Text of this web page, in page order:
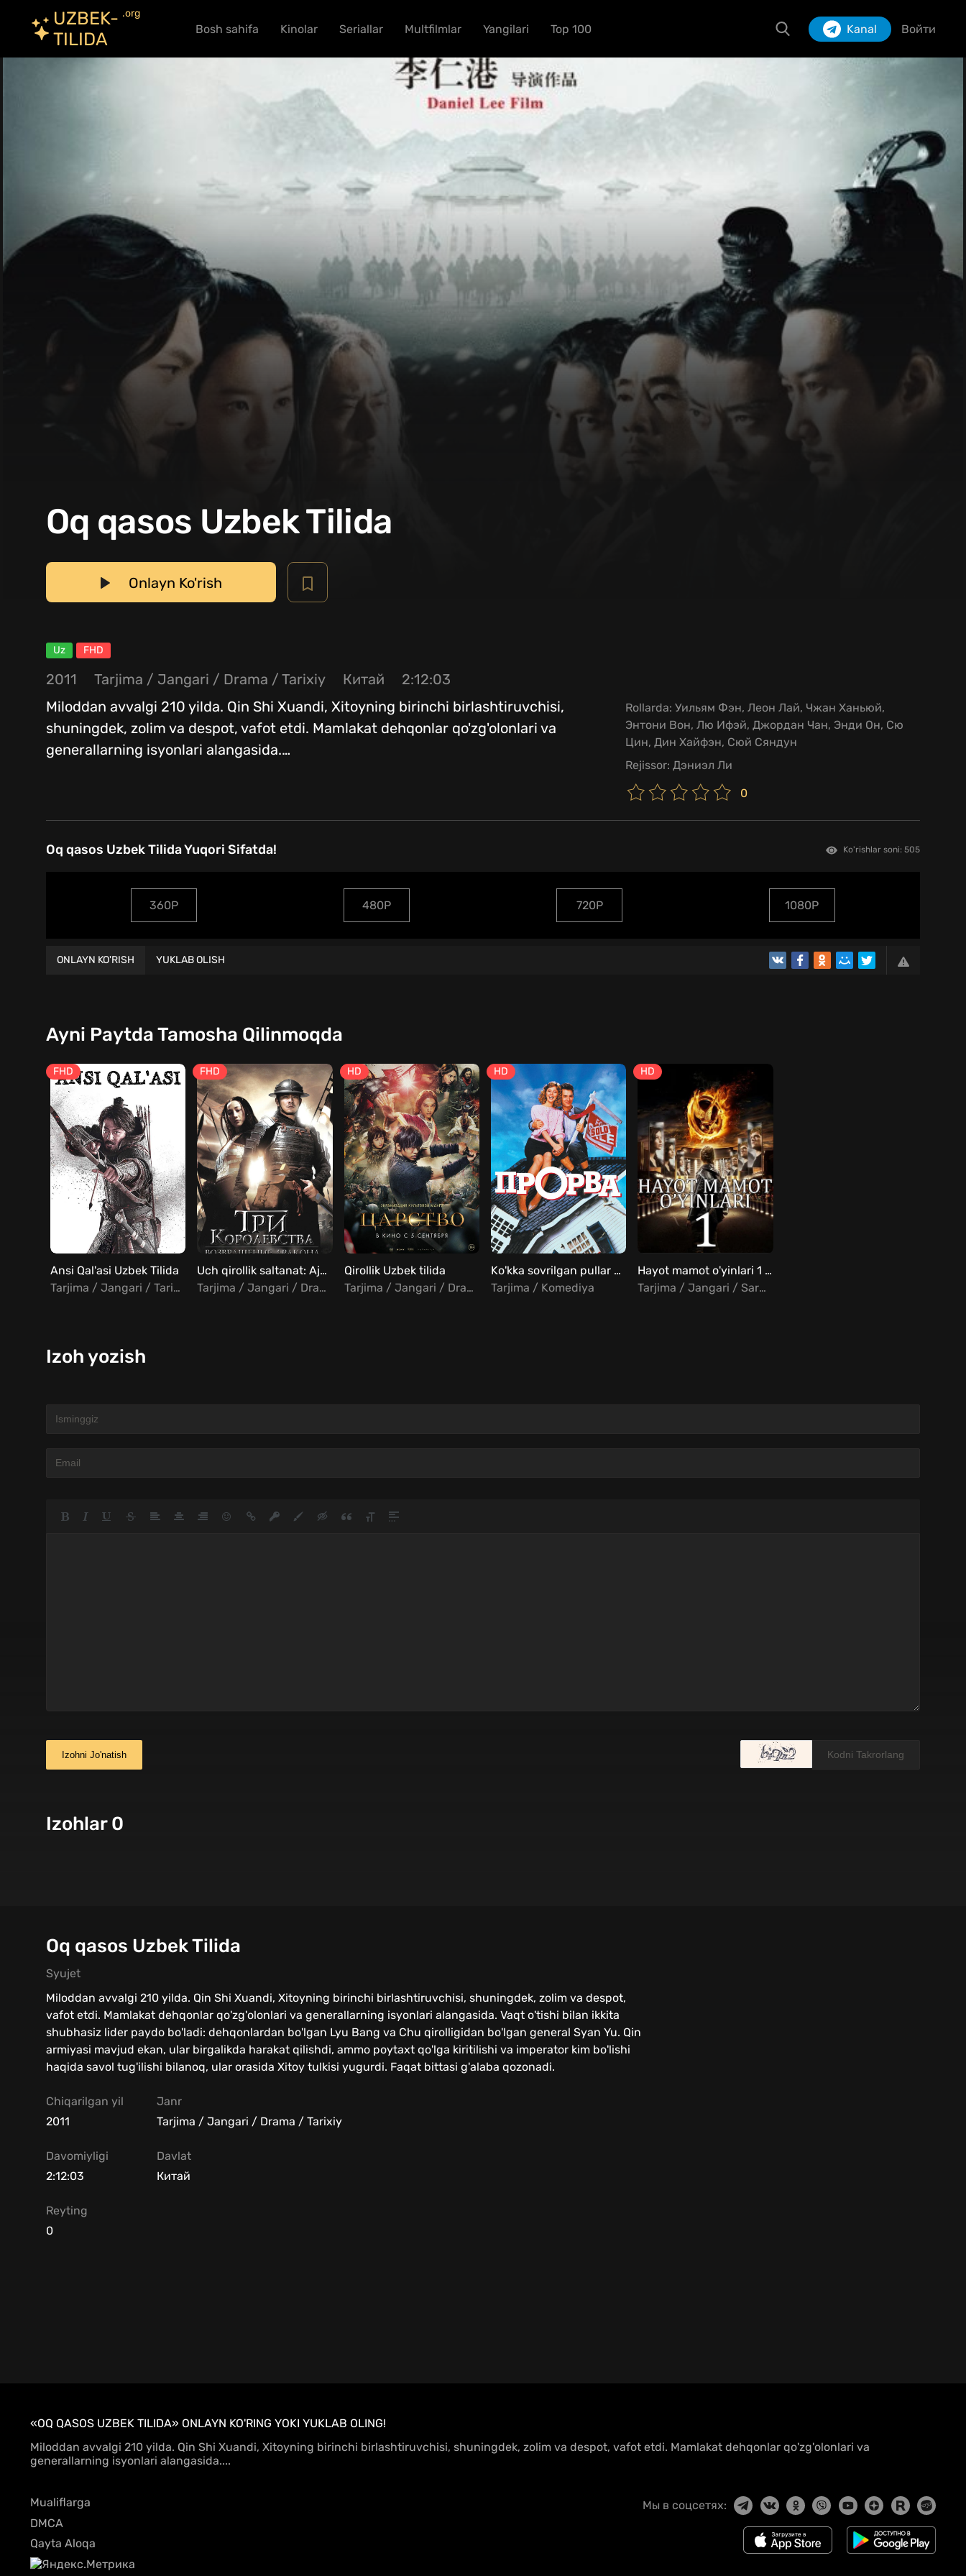
UZBEK-
TILIDA
.org
Bosh sahifa Kinolar Seriallar Multfilmlar Yangilari Top 100 Kanal Войти
Oq qasos Uzbek Tilida
Onlayn Ko'rish
Uz FHD
2011 Tarjima / Jangari / Drama / Tarixiy Китай
2:12:03
Miloddan avvalgi 210 yilda. Qin Shi Xuandi, Xitoyning birinchi birlashtiruvchisi,
shuningdek, zolim va despot, vafot etdi. Mamlakat dehqonlar qo'zg'olonlari va
generallarning isyonlari alangasida.…
Rollarda: Уильям Фэн, Леон Лай, Чжан Ханьюй,
Энтони Вон, Лю Ифэй, Джордан Чан, Энди Он, Сю
Цин, Дин Хайфэн, Сюй Сяндун
Rejissor: Дэниэл Ли
0
Oq qasos Uzbek Tilida Yuqori Sifatda! Ko'rishlar soni: 505
360P 480P 720P 1080P
ONLAYN KO'RISH YUKLAB OLISH
Ayni Paytda Tamosha Qilinmoqda
FHD
Ansi Qal'asi Uzbek Tilida
Tarjima / Jangari / Tarixiy
FHD
Uch qirollik saltanat: Ajdahoning qaytishi Uzbek tilida
Tarjima / Jangari / Drama / Tarixiy
HD
Qirollik Uzbek tilida
Tarjima / Jangari / Drama / Tarixiy
HD
Ko'kka sovrilgan pullar Uzbek tilida
Tarjima / Komediya
HD
Hayot mamot o'yinlari 1 Uzbek tilida
Tarjima / Jangari / Sarguzasht / Fantastika
Izoh yozish
Izohni Jo'natish
Izohlar 0
Oq qasos Uzbek Tilida
Syujet
Miloddan avvalgi 210 yilda. Qin Shi Xuandi, Xitoyning birinchi birlashtiruvchisi, shuningdek, zolim va despot,
vafot etdi. Mamlakat dehqonlar qo'zg'olonlari va generallarning isyonlari alangasida. Vaqt o'tishi bilan ikkita
shubhasiz lider paydo bo'ladi: dehqonlardan bo'lgan Lyu Bang va Chu qirolligidan bo'lgan general Syan Yu. Qin
armiyasi mavjud ekan, ular birgalikda harakat qilishdi, ammo poytaxt qo'lga kiritilishi va imperator kim bo'lishi
haqida savol tug'ilishi bilanoq, ular orasida Xitoy tulkisi yugurdi. Faqat bittasi g'alaba qozonadi.
Chiqarilgan yil
2011
Janr
Tarjima / Jangari / Drama / Tarixiy
Davomiyligi
2:12:03
Davlat
Китай
Reyting
0
«OQ QASOS UZBEK TILIDA» ONLAYN KO'RING YOKI YUKLAB OLING!
Miloddan avvalgi 210 yilda. Qin Shi Xuandi, Xitoyning birinchi birlashtiruvchisi, shuningdek, zolim va despot, vafot etdi. Mamlakat dehqonlar qo'zg'olonlari va
generallarning isyonlari alangasida....
Mualiflarga
DMCA
Qayta Aloqa
Мы в соцсетях: